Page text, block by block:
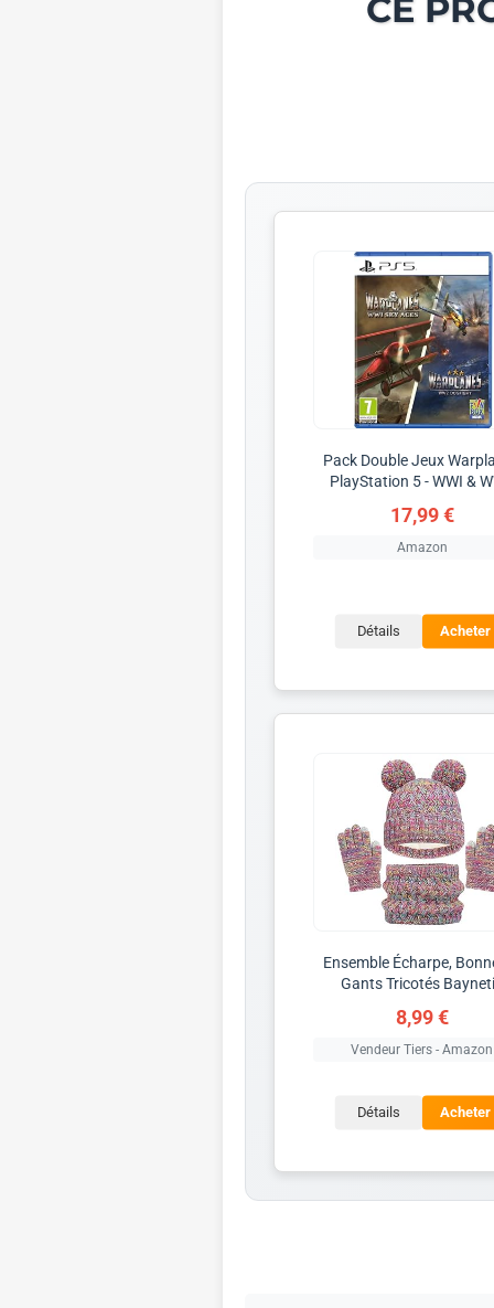
CE
Pack Double Jeux
PlayStation 5 - WWI &
17,99 €
Amazon
Détails Acheter
Ensemble Écharpe,
Gants Tricotés
8,99 €
Vendeur Tiers - Amazon
Détails Acheter